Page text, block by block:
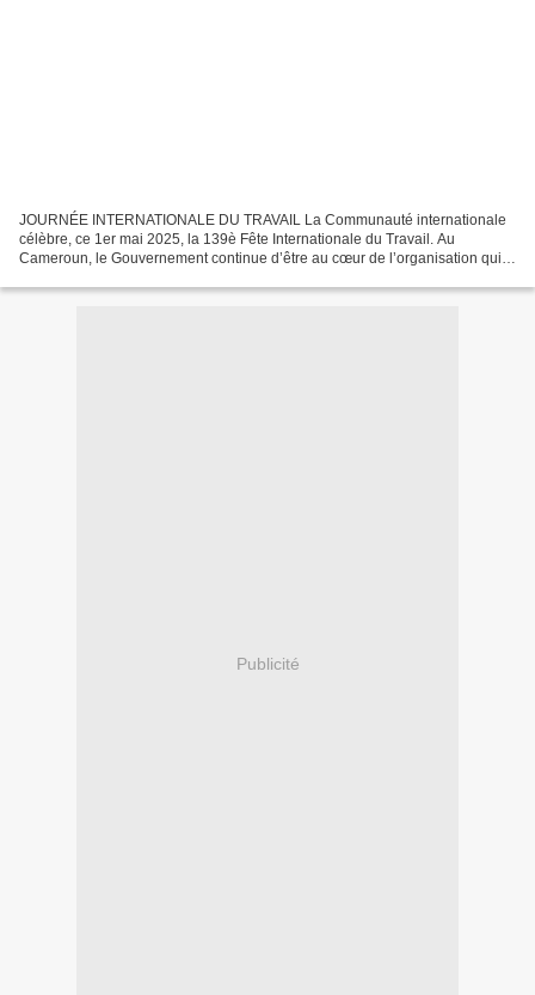
JOURNÉE INTERNATIONALE DU TRAVAIL La Communauté internationale
célèbre, ce 1er mai 2025, la 139è Fête Internationale du Travail. Au
Cameroun, le Gouvernement continue d’être au cœur de l’organisation qui
Publicité